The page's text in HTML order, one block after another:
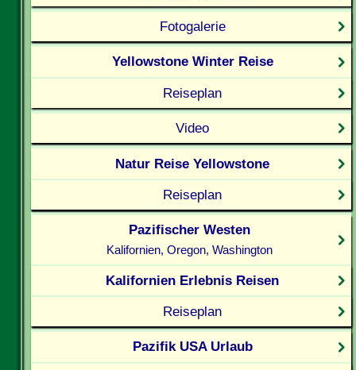
Fotogalerie
Yellowstone Winter Reise
Reiseplan
Video
Natur Reise Yellowstone
Reiseplan
Pazifischer Westen
Kalifornien, Oregon, Washington
Kalifornien Erlebnis Reisen
Reiseplan
Pazifik USA Urlaub